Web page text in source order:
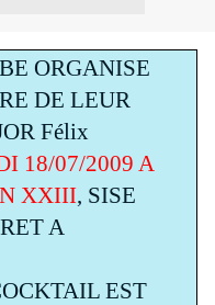
ORGANISE
DE LEUR
Félix
18/07/2009 A
XXIII, SISE
A
EST